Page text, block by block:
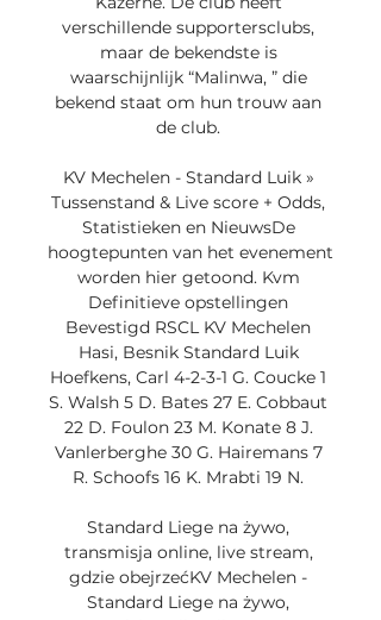
verschillende supportersclubs,
maar de bekendste is
waarschijnlijk “Malinwa, ” die
bekend staat om hun trouw aan
de club.
KV Mechelen - Standard Luik »
Tussenstand & Live score + Odds,
Statistieken en NieuwsDe
hoogtepunten van het evenement
worden hier getoond. Kvm
Definitieve opstellingen
Bevestigd RSCL KV Mechelen
Hasi, Besnik Standard Luik
Hoefkens, Carl 4-2-3-1 G. Coucke 1
S. Walsh 5 D. Bates 27 E. Cobbaut
22 D. Foulon 23 M. Konate 8 J.
Vanlerberghe 30 G. Hairemans 7
R. Schoofs 16 K. Mrabti 19 N.
Standard Liege na żywo,
transmisja online, live stream,
gdzie obejrzeć﻿KV Mechelen -
Standard Liege na żywo,